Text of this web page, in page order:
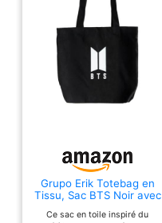
Grupo Erik Totebag en
Tissu, Sac BTS Noir avec
Ce sac en toile inspiré du